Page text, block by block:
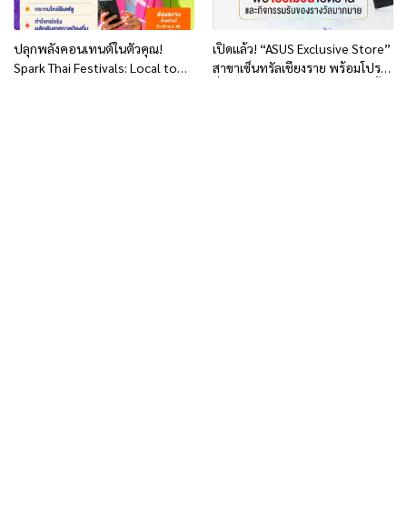
ปลุกพลังคอนเทนต์ในตัวคุณ!
Spark Thai Festivals: Local to
เปิดแล้ว! “ASUS Exclusive Store”
สาขาเซ็นทรัลเชียงราย พร้อมโปรโม